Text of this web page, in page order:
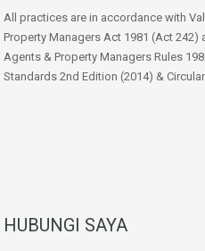
All practices are in accordance with
Property Managers Act 1981 (Act 242)
Agents & Property Managers Rules
Standards 2nd Edition (2014) &
HUBUNGI SAYA